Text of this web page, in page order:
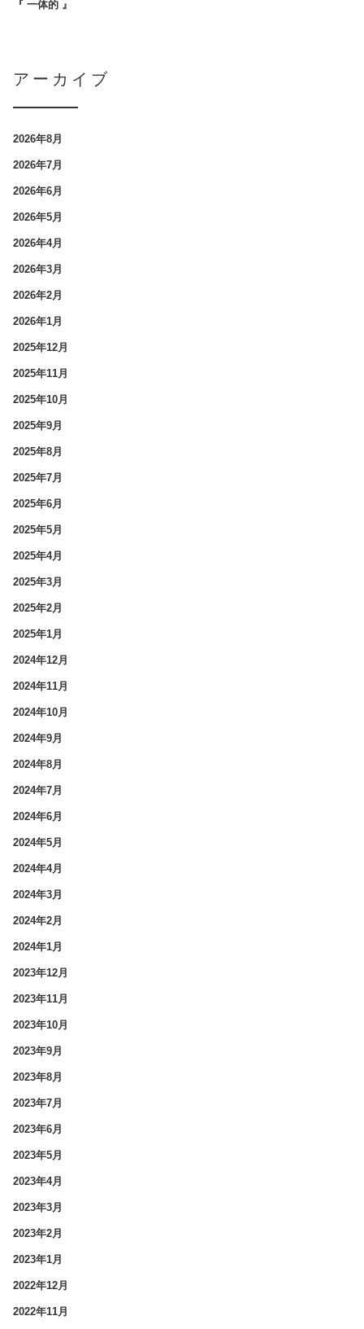
『 一体的 』
アーカイブ
2026年8月
2026年7月
2026年6月
2026年5月
2026年4月
2026年3月
2026年2月
2026年1月
2025年12月
2025年11月
2025年10月
2025年9月
2025年8月
2025年7月
2025年6月
2025年5月
2025年4月
2025年3月
2025年2月
2025年1月
2024年12月
2024年11月
2024年10月
2024年9月
2024年8月
2024年7月
2024年6月
2024年5月
2024年4月
2024年3月
2024年2月
2024年1月
2023年12月
2023年11月
2023年10月
2023年9月
2023年8月
2023年7月
2023年6月
2023年5月
2023年4月
2023年3月
2023年2月
2023年1月
2022年12月
2022年11月